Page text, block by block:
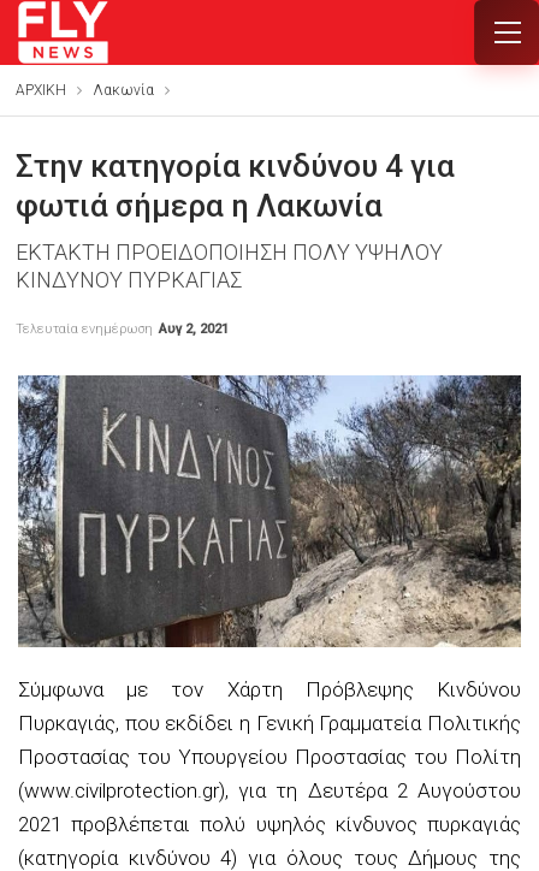
ΑΡΧΙΚΗ Λακωνία
Στην κατηγορία κινδύνου 4 για
φωτιά σήμερα η Λακωνία
ΕΚΤΑΚΤΗ ΠΡΟΕΙΔΟΠΟΙΗΣΗ ΠΟΛΥ ΥΨΗΛΟΥ
ΚΙΝΔΥΝΟΥ ΠΥΡΚΑΓΙΑΣ
Τελευταία ενημέρωση Αυγ 2, 2021
Σύμφωνα με τον Χάρτη Πρόβλεψης Κινδύνου
Πυρκαγιάς, που εκδίδει η Γενική Γραμματεία Πολιτικής
Προστασίας του Υπουργείου Προστασίας του Πολίτη
(www.civilprotection.gr), για τη Δευτέρα 2 Αυγούστου
2021 προβλέπεται πολύ υψηλός κίνδυνος πυρκαγιάς
(κατηγορία κινδύνου 4) για όλους τους Δήμους της